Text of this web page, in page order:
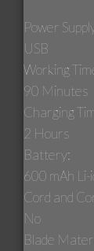
Power
USB
Working
90 Minutes
Charging
2 Hours
Battery:
600 mAh
Cord and
No
Blade